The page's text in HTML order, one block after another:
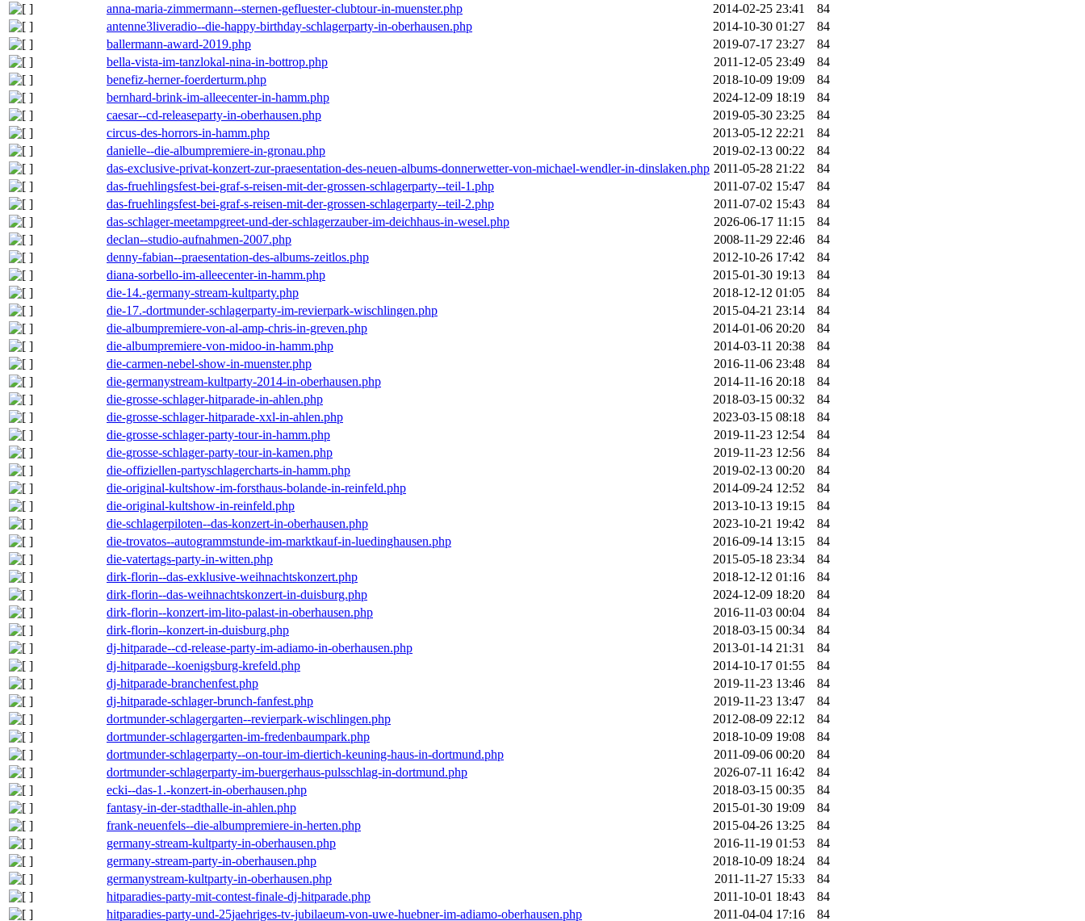
anna-maria-zimmermann--sternen-gefluester-clubtour-in-muenster.php
2014-02-25 23:41
84
antenne3liveradio--die-happy-birthday-schlagerparty-in-oberhausen.php
2014-10-30 01:27
84
ballermann-award-2019.php
2019-07-17 23:27
84
bella-vista-im-tanzlokal-nina-in-bottrop.php
2011-12-05 23:49
84
benefiz-herner-foerderturm.php
2018-10-09 19:09
84
bernhard-brink-im-alleecenter-in-hamm.php
2024-12-09 18:19
84
caesar--cd-releaseparty-in-oberhausen.php
2019-05-30 23:25
84
circus-des-horrors-in-hamm.php
2013-05-12 22:21
84
danielle--die-albumpremiere-in-gronau.php
2019-02-13 00:22
84
das-exclusive-privat-konzert-zur-praesentation-des-neuen-albums-donnerwetter-von-michael-wendler-in-dinslaken.php 2011-05-28 21:22
84
das-fruehlingsfest-bei-graf-s-reisen-mit-der-grossen-schlagerparty--teil-1.php
2011-07-02 15:47
84
das-fruehlingsfest-bei-graf-s-reisen-mit-der-grossen-schlagerparty--teil-2.php
2011-07-02 15:43
84
das-schlager-meetampgreet-und-der-schlagerzauber-im-deichhaus-in-wesel.php
2026-06-17 11:15
84
declan--studio-aufnahmen-2007.php
2008-11-29 22:46
84
denny-fabian--praesentation-des-albums-zeitlos.php
2012-10-26 17:42
84
diana-sorbello-im-alleecenter-in-hamm.php
2015-01-30 19:13
84
die-14.-germany-stream-kultparty.php
2018-12-12 01:05
84
die-17.-dortmunder-schlagerparty-im-revierpark-wischlingen.php
2015-04-21 23:14
84
die-albumpremiere-von-al-amp-chris-in-greven.php
2014-01-06 20:20
84
die-albumpremiere-von-midoo-in-hamm.php
2014-03-11 20:38
84
die-carmen-nebel-show-in-muenster.php
2016-11-06 23:48
84
die-germanystream-kultparty-2014-in-oberhausen.php
2014-11-16 20:18
84
die-grosse-schlager-hitparade-in-ahlen.php
2018-03-15 00:32
84
die-grosse-schlager-hitparade-xxl-in-ahlen.php
2023-03-15 08:18
84
die-grosse-schlager-party-tour-in-hamm.php
2019-11-23 12:54
84
die-grosse-schlager-party-tour-in-kamen.php
2019-11-23 12:56
84
die-offiziellen-partyschlagercharts-in-hamm.php
2019-02-13 00:20
84
die-original-kultshow-im-forsthaus-bolande-in-reinfeld.php
2014-09-24 12:52
84
die-original-kultshow-in-reinfeld.php
2013-10-13 19:15
84
die-schlagerpiloten--das-konzert-in-oberhausen.php
2023-10-21 19:42
84
die-trovatos--autogrammstunde-im-marktkauf-in-luedinghausen.php
2016-09-14 13:15
84
die-vatertags-party-in-witten.php
2015-05-18 23:34
84
dirk-florin--das-exklusive-weihnachtskonzert.php
2018-12-12 01:16
84
dirk-florin--das-weihnachtskonzert-in-duisburg.php
2024-12-09 18:20
84
dirk-florin--konzert-im-lito-palast-in-oberhausen.php
2016-11-03 00:04
84
dirk-florin--konzert-in-duisburg.php
2018-03-15 00:34
84
dj-hitparade--cd-release-party-im-adiamo-in-oberhausen.php
2013-01-14 21:31
84
dj-hitparade--koenigsburg-krefeld.php
2014-10-17 01:55
84
dj-hitparade-branchenfest.php
2019-11-23 13:46
84
dj-hitparade-schlager-brunch-fanfest.php
2019-11-23 13:47
84
dortmunder-schlagergarten--revierpark-wischlingen.php
2012-08-09 22:12
84
dortmunder-schlagergarten-im-fredenbaumpark.php
2018-10-09 19:08
84
dortmunder-schlagerparty--on-tour-im-diertich-keuning-haus-in-dortmund.php
2011-09-06 00:20
84
dortmunder-schlagerparty-im-buergerhaus-pulsschlag-in-dortmund.php
2026-07-11 16:42
84
ecki--das-1.-konzert-in-oberhausen.php
2018-03-15 00:35
84
fantasy-in-der-stadthalle-in-ahlen.php
2015-01-30 19:09
84
frank-neuenfels--die-albumpremiere-in-herten.php
2015-04-26 13:25
84
germany-stream-kultparty-in-oberhausen.php
2016-11-19 01:53
84
germany-stream-party-in-oberhausen.php
2018-10-09 18:24
84
germanystream-kultparty-in-oberhausen.php
2011-11-27 15:33
84
hitparadies-party-mit-contest-finale-dj-hitparade.php
2011-10-01 18:43
84
hitparadies-party-und-25jaehriges-tv-jubilaeum-von-uwe-huebner-im-adiamo-oberhausen.php
2011-04-04 17:16 84